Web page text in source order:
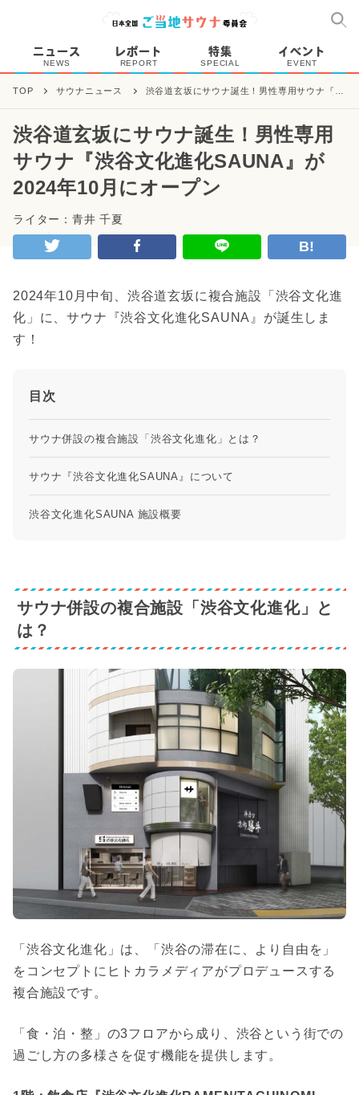
ニュース
NEWS
レポート
REPORT
特集
SPECIAL
イベント
EVENT
TOP サウナニュース
渋谷道玄坂にサウナ誕生！男性専用サウナ『渋
渋谷道玄坂にサウナ誕生！男性専用
サウナ『渋谷文化進化SAUNA』が
2024年10月にオープン
ライター：青井 千夏
B!
2024年10月中旬、渋谷道玄坂に複合施設「渋谷文化進
化」に、サウナ『渋谷文化進化SAUNA』が誕生しま
す！
目次
サウナ併設の複合施設「渋谷文化進化」とは？
サウナ『渋谷文化進化SAUNA』について
渋谷文化進化SAUNA 施設概要
サウナ併設の複合施設「渋谷文化進化」と
は？
「渋谷文化進化」は、「渋谷の滞在に、より自由を」
をコンセプトにヒトカラメディアがプロデュースする
複合施設です。
「食・泊・整」の3フロアから成り、渋谷という街での
過ごし方の多様さを促す機能を提供します。